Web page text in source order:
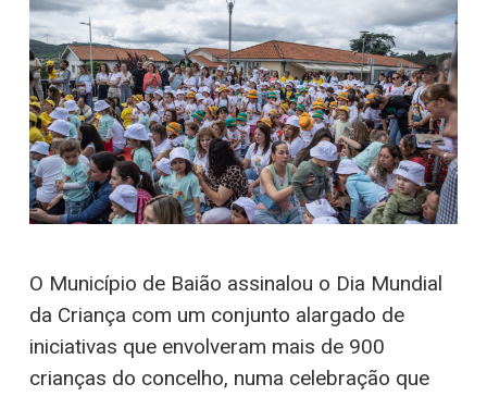
O Município de Baião assinalou o Dia Mundial
da Criança com um conjunto alargado de
iniciativas que envolveram mais de 900
crianças do concelho, numa celebração que